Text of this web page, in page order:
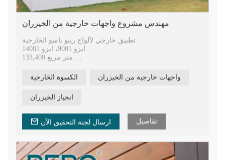
مهندس مشروع واجهات خارجية من الخيزران
20 عامًا من الخبرة في تكنولوجيا الضغط الساخن
الكسوة الخارجية واجهات خارجية من الخيزران
انحياز الخيزران
ارسال لجنة التحقيق الآن تفاصيل